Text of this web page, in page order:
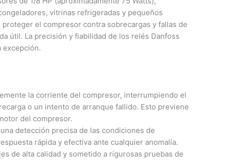
vitrinas refrigeradas y pequeños
el compresor contra sobrecargas y fallas de
útil. La precisión y fiabilidad de los relés Danfoss
excepción.
la corriente del compresor, interrumpiendo el
o un intento de arranque fallido. Esto previene
del compresor.
detección precisa de las condiciones de
rápida y efectiva ante cualquier anomalía.
de alta calidad y sometido a rigurosas pruebas de